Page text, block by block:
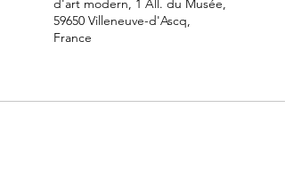
d'art modern, 1 All. du Musée,
59650 Villeneuve-d'Ascq,
France